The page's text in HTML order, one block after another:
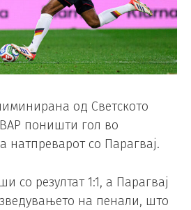
од Светското
поништи гол во
натпреварот со Парагвај.
со резултат 1:1, а Парагвај
на пенали, што